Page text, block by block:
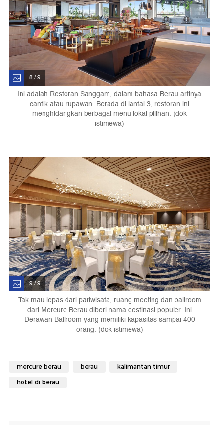
8 / 9
Ini adalah Restoran Sanggam, dalam bahasa Berau artinya
cantik atau rupawan. Berada di lantai 3, restoran ini
menghidangkan berbagai menu lokal pilihan. (dok
istimewa)
9 / 9
Tak mau lepas dari pariwisata, ruang meeting dan ballroom
dari Mercure Berau diberi nama destinasi populer. Ini
Derawan Ballroom yang memiliki kapasitas sampai 400
orang. (dok istimewa)
mercure berau berau kalimantan timur
hotel di berau